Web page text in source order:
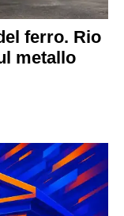
ferro. Rio
metallo